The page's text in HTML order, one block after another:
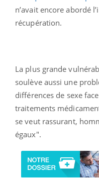
n’avait encore abordé
récupération.
La plus grande
soulève aussi une
différences de sexe
traitements
se veut rassurant,
égaux".